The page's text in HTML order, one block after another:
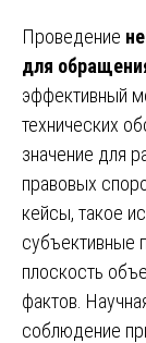
Проведение
для
эффективный
технических
значение для
правовых
кейсы, такое
субъективные
плоскость
фактов.
соблюдение